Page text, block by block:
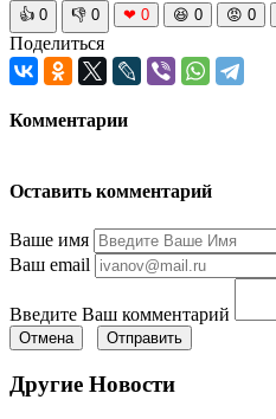
👍 0 👎 0 ❤ 0 😆 0 😡 0
Поделиться
Комментарии
Оставить комментарий
Ваше имя
Ваш email
Введите Ваш комментарий
Отмена Отправить
Другие Новости